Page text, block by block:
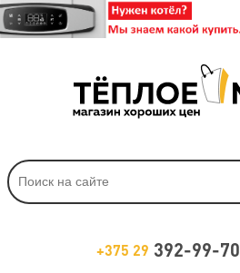
+375 29 392-99-70